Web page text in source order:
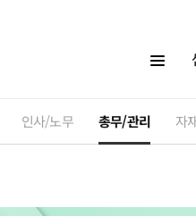
인사/노무 총무/관리 자